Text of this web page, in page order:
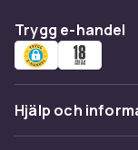
Blu-ray
Artikel.nr.
64748461-87f2-
Trygg e-handel
Hjälp och